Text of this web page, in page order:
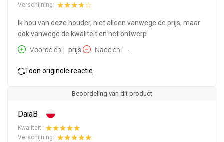
Verschijning:
Ik hou van deze houder, niet alleen vanwege de prijs, maar
ook vanwege de kwaliteit en het ontwerp.
Voordelen:
prijs. Nadelen: -
Toon originele reactie
Beoordeling van dit product
DaiaB
Kwaliteit:
Verschijning: